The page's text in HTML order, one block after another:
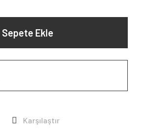
Sepete Ekle
Karşılaştır